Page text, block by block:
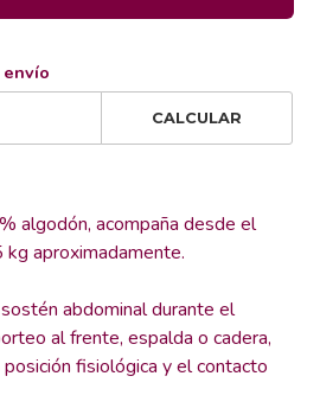
CALCULAR
algodón, acompaña desde el
aproximadamente.
abdominal durante el
al frente, espalda o cadera,
fisiológica y el contacto